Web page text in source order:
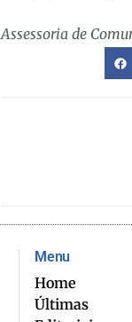
Assessoria de
Menu
Home
Últimas